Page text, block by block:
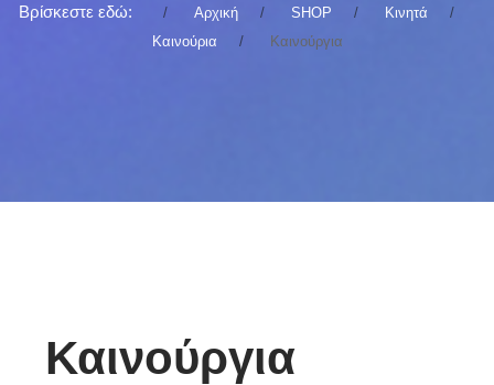
Βρίσκεστε εδώ: Αρχική SHOP
Κινητά
Καινούρια
Καινούργια
Καινούργια